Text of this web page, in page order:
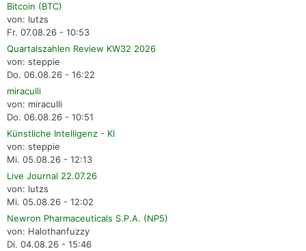
Bitcoin (BTC)
von: lutzs
Fr. 07.08.26 - 10:53
Quartalszahlen Review KW32 2026
von: steppie
Do. 06.08.26 - 16:22
miraculli
von: miraculli
Do. 06.08.26 - 10:51
Künstliche Intelligenz - KI
von: steppie
Mi. 05.08.26 - 12:13
Live Journal 22.07.26
von: lutzs
Mi. 05.08.26 - 12:02
Newron Pharmaceuticals S.P.A. (NP5)
von: Halothanfuzzy
Di. 04.08.26 - 15:46